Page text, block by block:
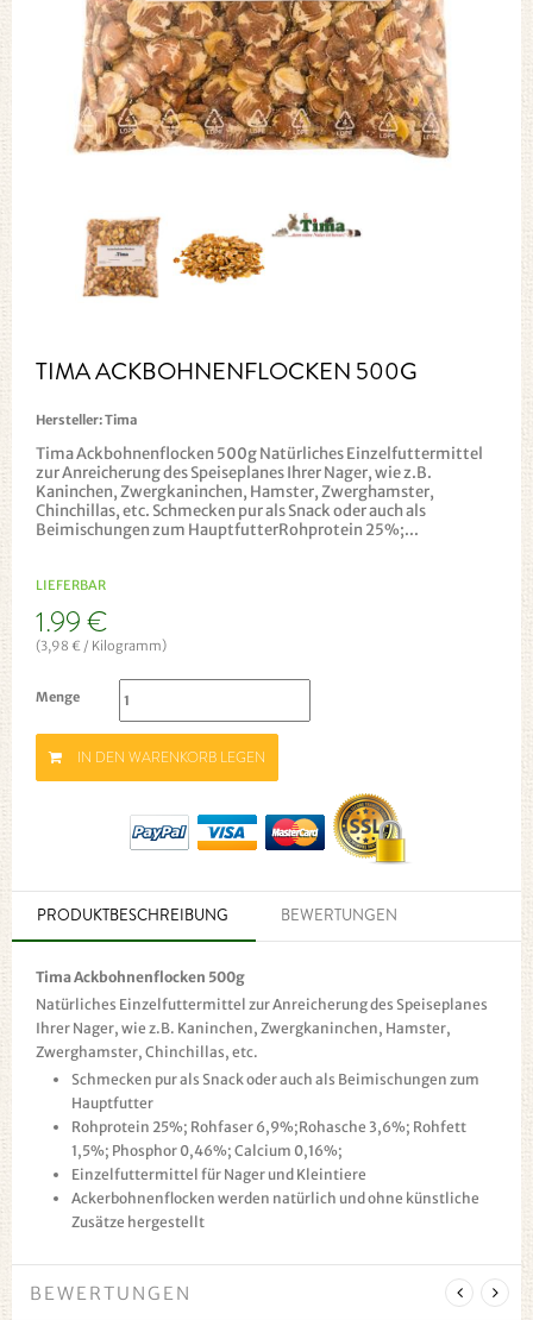
TIMA ACKBOHNENFLOCKEN 500G
Hersteller:Tima
Tima Ackbohnenflocken 500g Natürliches Einzelfuttermittel
zur Anreicherung des Speiseplanes Ihrer Nager, wie z.B.
Kaninchen, Zwergkaninchen, Hamster, Zwerghamster,
Chinchillas, etc. Schmecken pur als Snack oder auch als
Beimischungen zum HauptfutterRohprotein 25%;...
LIEFERBAR
1.99 €
(3,98 € / Kilogramm)
Menge
IN DEN WARENKORB LEGEN
PRODUKTBESCHREIBUNG BEWERTUNGEN
Tima Ackbohnenflocken 500g
Natürliches Einzelfuttermittel zur Anreicherung des Speiseplanes
Ihrer Nager, wie z.B. Kaninchen, Zwergkaninchen, Hamster,
Zwerghamster, Chinchillas, etc.
Schmecken pur als Snack oder auch als Beimischungen zum
Hauptfutter
Rohprotein 25%; Rohfaser 6,9%;Rohasche 3,6%; Rohfett
1,5%; Phosphor 0,46%; Calcium 0,16%;
Einzelfuttermittel für Nager und Kleintiere
Ackerbohnenflocken werden natürlich und ohne künstliche
Zusätze hergestellt
BEWERTUNGEN